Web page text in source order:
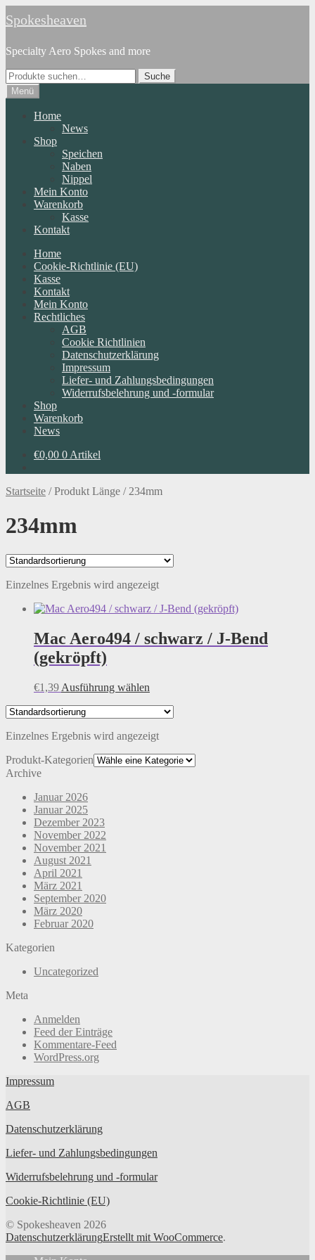
Navigation
Inhalt
Spokesheaven
Specialty Aero Spokes and more
Suche
nach:
Suche
Menü
Home
News
Shop
Speichen
Naben
Nippel
Mein Konto
Warenkorb
Kasse
Kontakt
Home
Cookie-Richtlinie (EU)
Kasse
Kontakt
Mein Konto
Rechtliches
AGB
Cookie Richtlinien
Datenschutzerklärung
Impressum
Liefer- und Zahlungsbedingungen
Widerrufsbelehrung und -formular
Shop
Warenkorb
News
€0,00 0 Artikel
Startseite /Produkt Länge / 234mm
234mm
Einzelnes Ergebnis wird angezeigt
Mac Aero494 / schwarz / J-Bend
(gekröpft)
€1,39 Ausführung wählen
weist
Varianten
Die
Einzelnes Ergebnis wird angezeigt
Produkt-Kategorien
Archive
Januar 2026
Januar 2025
Dezember 2023
November 2022
November 2021
August 2021
April 2021
März 2021
September 2020
März 2020
Februar 2020
Kategorien
Uncategorized
Meta
Anmelden
Feed der Einträge
Kommentare-Feed
WordPress.org
Impressum
AGB
Datenschutzerklärung
Liefer- und Zahlungsbedingungen
Widerrufsbelehrung und -formular
Cookie-Richtlinie (EU)
© Spokesheaven 2026
DatenschutzerklärungErstellt mit WooCommerce.